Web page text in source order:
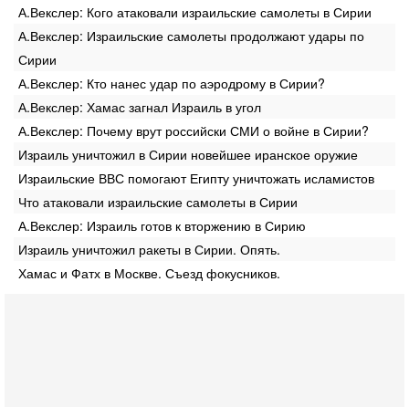
А.Векслер: Кого атаковали израильские самолеты в Сирии
А.Векслер: Израильские самолеты продолжают удары по
Сирии
А.Векслер: Кто нанес удар по аэродрому в Сирии?
А.Векслер: Хамас загнал Израиль в угол
А.Векслер: Почему врут российски СМИ о войне в Сирии?
Израиль уничтожил в Сирии новейшее иранское оружие
Израильские ВВС помогают Египту уничтожать исламистов
Что атаковали израильские самолеты в Сирии
А.Векслер: Израиль готов к вторжению в Сирию
Израиль уничтожил ракеты в Сирии. Опять.
Хамас и Фатх в Москве. Съезд фокусников.